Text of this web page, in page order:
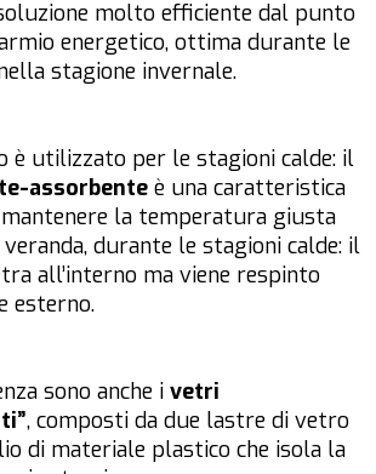
molto efficiente dal punto
energetico, ottima durante le
stagione invernale.
è utilizzato per le stagioni calde: il
assorbente è una caratteristica
mantenere la temperatura giusta
durante le stagioni calde: il
all’interno ma viene respinto
esterno.
sono anche i vetri
, composti da due lastre di vetro
di materiale plastico che isola la